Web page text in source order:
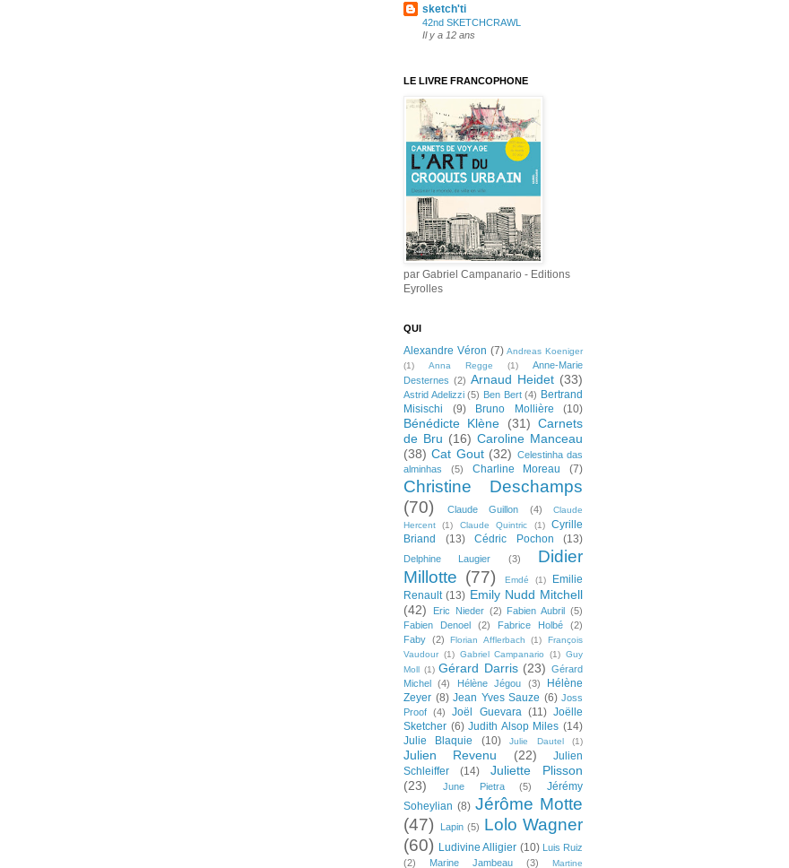
sketch'ti
42nd SKETCHCRAWL
Il y a 12 ans
LE LIVRE FRANCOPHONE
par Gabriel Campanario - Editions
Eyrolles
QUI
Alexandre Véron (7) Andreas Koeniger
(1)
Anna Regge (1)
Anne-Marie
Desternes (2) Arnaud Heidet (33)
Astrid Adelizzi (5) Ben Bert (4) Bertrand
Misischi
(9) Bruno Mollière (10)
Bénédicte Klène (31) Carnets
de Bru (16) Caroline Manceau
(38) Cat Gout (32) Celestinha das
alminhas
(5) Charline Moreau (7)
Christine Deschamps
(70)
Claude Guillon (4)
Claude
Hercent
(1) Claude Quintric (1)
Cyrille
Briand
(13) Cédric Pochon (13)
Delphine Laugier (3)
Didier
Millotte (77) Emdé (1)
Emilie
Renault (13) Emily Nudd Mitchell
(42)
Eric Nieder (2) Fabien Aubril (5)
Fabien Denoel
(2) Fabrice Holbé
(2)
Faby (2) Florian Afflerbach (1)
François
Vaudour (1) Gabriel Campanario (1) Guy
Moll (1) Gérard Darris (23) Gérard
Michel
(4) Hélène Jégou (3)
Hélène
Zeyer (8) Jean Yves Sauze (6) Joss
Proof
(4) Joël Guevara (11) Joëlle
Sketcher (6) Judith Alsop Miles (14)
Julie Blaquie
(10) Julie Dautel (1)
Julien Revenu (22)
Julien
Schleiffer
(14)
Juliette Plisson
(23)
June Pietra (5)
Jérémy
Soheylian (8) Jérôme Motte
(47)
Lapin (5) Lolo Wagner
(60) Ludivine Alligier (10) Luis Ruiz
(2)
Marine Jambeau (3) Martine